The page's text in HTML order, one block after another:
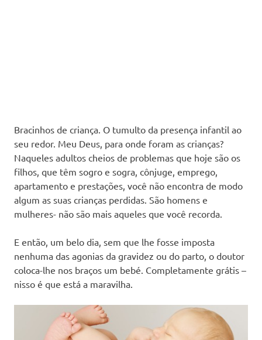
Bracinhos de criança. O tumulto da presença infantil ao
seu redor. Meu Deus, para onde foram as crianças?
Naqueles adultos cheios de problemas que hoje são os
filhos, que têm sogro e sogra, cônjuge, emprego,
apartamento e prestações, você não encontra de modo
algum as suas crianças perdidas. São homens e
mulheres- não são mais aqueles que você recorda.
E então, um belo dia, sem que lhe fosse imposta
nenhuma das agonias da gravidez ou do parto, o doutor
coloca-lhe nos braços um bebé. Completamente grátis –
nisso é que está a maravilha.